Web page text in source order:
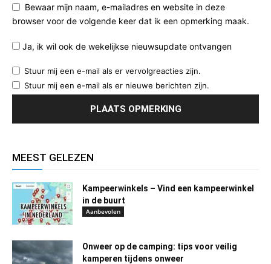
Bewaar mijn naam, e-mailadres en website in deze
browser voor de volgende keer dat ik een opmerking maak.
Ja, ik wil ook de wekelijkse nieuwsupdate ontvangen
Stuur mij een e-mail als er vervolgreacties zijn.
Stuur mij een e-mail als er nieuwe berichten zijn.
MEEST GELEZEN
Kampeerwinkels – Vind een kampeerwinkel
in de buurt
Aanbevolen
Onweer op de camping: tips voor veilig
kamperen tijdens onweer